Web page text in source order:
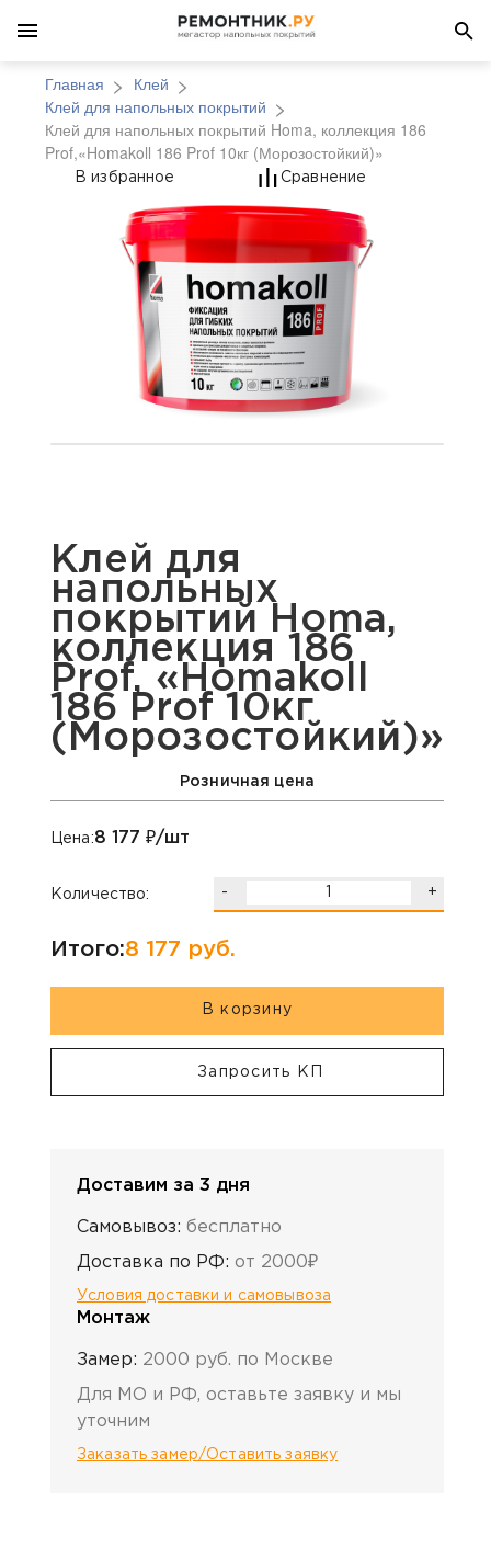
Главная
Клей
Клей для напольных покрытий
Клей для напольных покрытий Homa, коллекция 186
Prof,«Homakoll 186 Prof 10кг (Морозостойкий)»
Клей для напольных
В избранное Сравнение
Клей для
напольных
покрытий Homa,
коллекция 186
Prof, «Homakoll
186 Prof 10кг
(Морозостойкий)»
Розничная цена
Цена:8 177 ₽/шт
Количество: - +
Итого:8 177 руб.
В корзину
Запросить КП
Доставим за 3 дня
Самовывоз: бесплатно
Доставка по РФ: от 2000₽
Условия доставки и самовывоза
Монтаж
Замер: 2000 руб. по Москве
Для МО и РФ, оставьте заявку и мы
уточним
Заказать замер/Оставить заявку